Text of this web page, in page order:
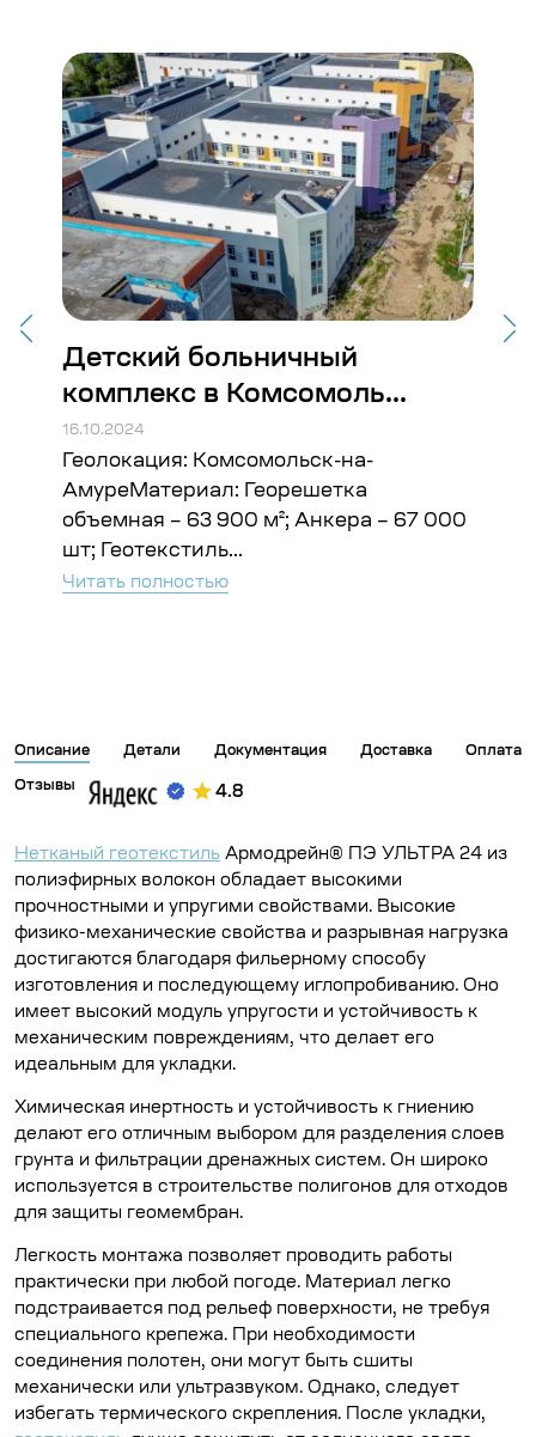
Детский больничный
комплекс в Комсомоль...
16.10.2024
Геолокация: Комсомольск-на-
АмуреМатериал: Георешетка
объемная – 63 900 м²; Анкера – 67 000
шт; Геотекстиль...
Читать полностью
Описание Детали Документация Доставка Оплата
Отзывы 4.8
Нетканый геотекстиль Армодрейн® ПЭ УЛЬТРА 24 из
полиэфирных волокон обладает высокими
прочностными и упругими свойствами. Высокие
физико-механические свойства и разрывная нагрузка
достигаются благодаря фильерному способу
изготовления и последующему иглопробиванию. Оно
имеет высокий модуль упругости и устойчивость к
механическим повреждениям, что делает его
идеальным для укладки.
Химическая инертность и устойчивость к гниению
делают его отличным выбором для разделения слоев
грунта и фильтрации дренажных систем. Он широко
используется в строительстве полигонов для отходов
для защиты геомембран.
Легкость монтажа позволяет проводить работы
практически при любой погоде. Материал легко
подстраивается под рельеф поверхности, не требуя
специального крепежа. При необходимости
соединения полотен, они могут быть сшиты
механически или ультразвуком. Однако, следует
избегать термического скрепления. После укладки,